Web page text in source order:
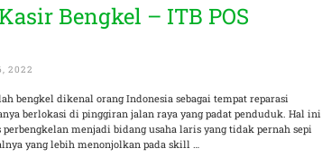
Bengkel – ITB POS
2022
bengkel dikenal orang Indonesia sebagai tempat reparasi
berlokasi di pinggiran jalan raya yang padat penduduk. Hal ini
menjadi bidang usaha laris yang tidak pernah sepi
yang lebih menonjolkan pada skill …